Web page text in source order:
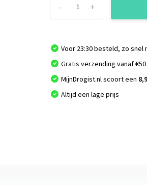
+
-
Voor 23:30 besteld, zo snel
Gratis verzending vanaf €50
MijnDrogist.nl scoort een
Altijd een lage prijs